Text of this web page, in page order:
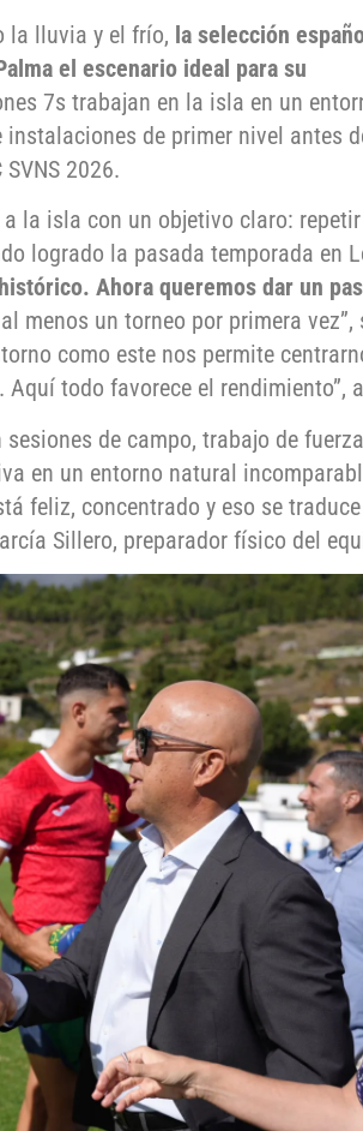
la lluvia y el frío, la selección
el escenario ideal para su
7s trabajan en la isla en un
de primer nivel antes
2026.
a la isla con un objetivo claro:
logrado la pasada temporada en
Ahora queremos dar un
menos un torneo por primera vez”,
como este nos permite
todo favorece el rendimiento”,
de campo, trabajo de
en un entorno natural
feliz, concentrado y eso se traduce
Sillero, preparador físico del